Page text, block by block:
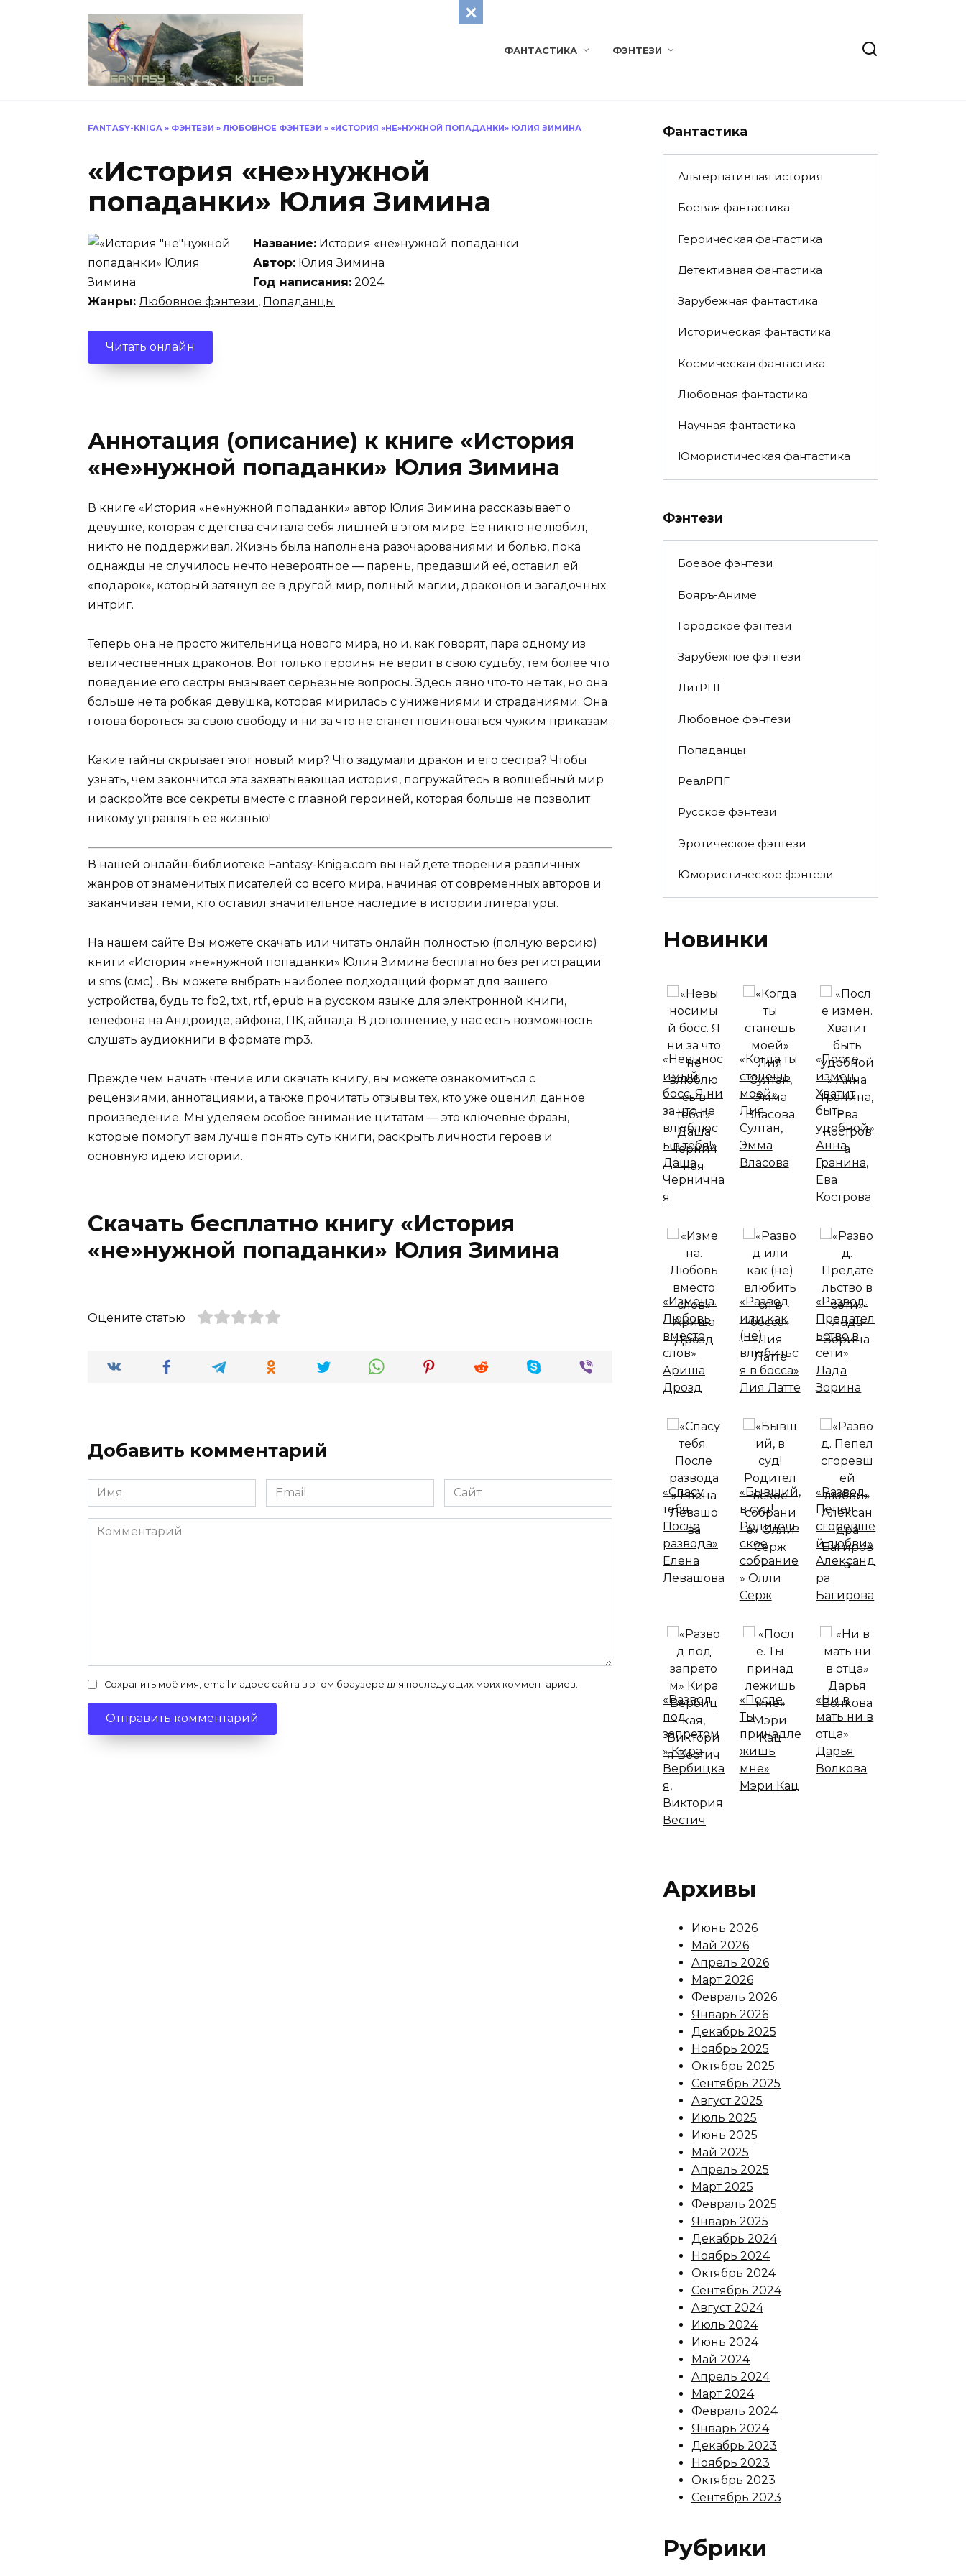
ФАНТАСТИКА ФЭНТЕЗИ
FANTASY-KNIGA » ФЭНТЕЗИ » ЛЮБОВНОЕ ФЭНТЕЗИ » «ИСТОРИЯ «НЕ»НУЖНОЙ ПОПАДАНКИ» ЮЛИЯ ЗИМИНА
«История «не»нужной
попаданки» Юлия Зимина
Название: История «не»нужной попаданки
Автор: Юлия Зимина
Год написания: 2024
Жанры: Любовное фэнтези , Попаданцы
Читать онлайн
Аннотация (описание) к книге «История
«не»нужной попаданки» Юлия Зимина
В книге «История «не»нужной попаданки» автор Юлия Зимина рассказывает о
девушке, которая с детства считала себя лишней в этом мире. Ее никто не любил,
никто не поддерживал. Жизнь была наполнена разочарованиями и болью, пока
однажды не случилось нечто невероятное — парень, предавший её, оставил ей
«подарок», который затянул её в другой мир, полный магии, драконов и загадочных
интриг.
Теперь она не просто жительница нового мира, но и, как говорят, пара одному из
величественных драконов. Вот только героиня не верит в свою судьбу, тем более что
поведение его сестры вызывает серьёзные вопросы. Здесь явно что-то не так, но она
больше не та робкая девушка, которая мирилась с унижениями и страданиями. Она
готова бороться за свою свободу и ни за что не станет повиноваться чужим приказам.
Какие тайны скрывает этот новый мир? Что задумали дракон и его сестра? Чтобы
узнать, чем закончится эта захватывающая история, погружайтесь в волшебный мир
и раскройте все секреты вместе с главной героиней, которая больше не позволит
никому управлять её жизнью!
В нашей онлайн-библиотеке Fantasy-Kniga.com вы найдете творения различных
жанров от знаменитых писателей со всего мира, начиная от современных авторов и
заканчивая теми, кто оставил значительное наследие в истории литературы.
На нашем сайте Вы можете скачать или читать онлайн полностью (полную версию)
книги «История «не»нужной попаданки» Юлия Зимина бесплатно без регистрации
и sms (смс) . Вы можете выбрать наиболее подходящий формат для вашего
устройства, будь то fb2, txt, rtf, epub на русском языке для электронной книги,
телефона на Андроиде, айфона, ПК, айпада. В дополнение, у нас есть возможность
слушать аудиокниги в формате mp3.
Прежде чем начать чтение или скачать книгу, вы можете ознакомиться с
рецензиями, аннотациями, а также прочитать отзывы тех, кто уже оценил данное
произведение. Мы уделяем особое внимание цитатам — это ключевые фразы,
которые помогут вам лучше понять суть книги, раскрыть личности героев и
основную идею истории.
Скачать бесплатно книгу «История
«не»нужной попаданки» Юлия Зимина
Оцените статью
Добавить комментарий
Имя
*
Email
*
Сайт
Комментарий
Сохранить моё имя, email и адрес сайта в этом браузере для последующих моих комментариев.
Фантастика
Альтернативная история
Боевая фантастика
Героическая фантастика
Детективная фантастика
Зарубежная фантастика
Историческая фантастика
Космическая фантастика
Любовная фантастика
Научная фантастика
Юмористическая фантастика
Фэнтези
Боевое фэнтези
Бояръ-Аниме
Городское фэнтези
Зарубежное фэнтези
ЛитРПГ
Любовное фэнтези
Попаданцы
РеалРПГ
Русское фэнтези
Эротическое фэнтези
Юмористическое фэнтези
Новинки
«Невынос
имый
босс. Я ни
за что не
влюблюс
ь в тебя!»
Даша
Чернична
я
«Когда ты
станешь
моей»
Лия
Султан,
Эмма
Власова
«После
измен.
Хватит
быть
удобной»
Анна
Гранина,
Ева
Кострова
«Измена.
Любовь
вместо
слов»
Ариша
Дрозд
«Развод
или как
(не)
влюбитьс
я в босса»
Лия Латте
«Развод.
Предател
ьство в
сети»
Лада
Зорина
«Спасу
тебя.
После
развода»
Елена
Левашова
«Бывший,
в суд!
Родитель
ское
собрание
» Олли
Серж
«Развод.
Пепел
сгоревше
й любви»
Александ
ра
Багирова
«Развод
под
запретом
» Кира
Вербицка
я,
Виктория
Вестич
«После.
Ты
принадле
жишь
мне»
Мэри Кац
«Ни в
мать ни в
отца»
Дарья
Волкова
Архивы
Июнь 2026
Май 2026
Апрель 2026
Март 2026
Февраль 2026
Январь 2026
Декабрь 2025
Ноябрь 2025
Октябрь 2025
Сентябрь 2025
Август 2025
Июль 2025
Июнь 2025
Май 2025
Апрель 2025
Март 2025
Февраль 2025
Январь 2025
Декабрь 2024
Ноябрь 2024
Октябрь 2024
Сентябрь 2024
Август 2024
Июль 2024
Июнь 2024
Май 2024
Апрель 2024
Март 2024
Февраль 2024
Январь 2024
Декабрь 2023
Ноябрь 2023
Октябрь 2023
Сентябрь 2023
Рубрики